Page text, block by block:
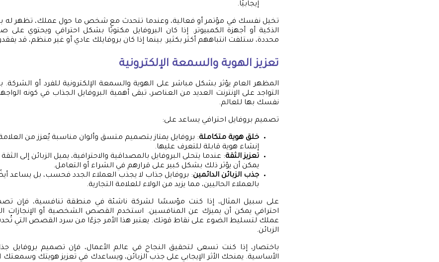
إيجابيًا.
تخيل نفسك في مؤتمر أو فعالية، وعندما تتحدث مع شخص ما حول عملك، تظهر له
الذكية أو أجهزة الكمبيوتر. إذا كان البروفايل مكتوبًا بشكل احترافي ويحتوي
محددة، ستلفت انتباههم أكثر بكثير. بينما إذا كان بروفايلك عادي أو غير منظم، قد
تعزيز الهوية والسمعة الإلكترونية
المظهر العام يؤثر بشكل مباشر على الهوية والسمعة الإلكترونية للفرد أو
التواجد على الإنترنت العديد من العناصر، تبقى أهمية البروفايل الجذاب في كونه
نفسك بها للعالم.
تصميم بروفايل احترافي يساعد على:
خلق هوية متكاملة: بروفايل يمتاز بتصميم متسق وألوان مناسبة يُعزز من
إنشاء هوية قابلة للتعرف عليها.
تعزيز الثقة: عندما يتحلى البروفايل بالمصداقية والاحترافية، يميل الزبائن إلى
يمكن أن يؤثر ذلك بشكل كبير على قرارهم في الشراء أو التعامل.
جذب الزبائن الدائمين: بروفايل جذاب لا يجذب العملاء الجدد فحسب، بل يساعد
بالعملاء الحاليين، مما يزيد من الولاء للعلامة التجارية.
على سبيل المثال، إذا كنت مؤسسًا لشركة ناشئة في منطقة تنافسية، فإن
احترافي يمكن أن يميزك عن المنافسين. استخدم القصص الشخصية أو الإنجازات
عملك لتسليط الضوء على نقاط قوتك. يعتبر هذا الأمر جزءًا من سرد القصص التي
الزبائن.
باختصار، إذا كنت تسعى لتحقيق النجاح في عالم الأعمال، فإن تصميم بروفايل
الأساسية. يمنحك الأثر الإيجابي على جذب الزبائن، ويساعدك في تعزيز هويتك وسمعتك